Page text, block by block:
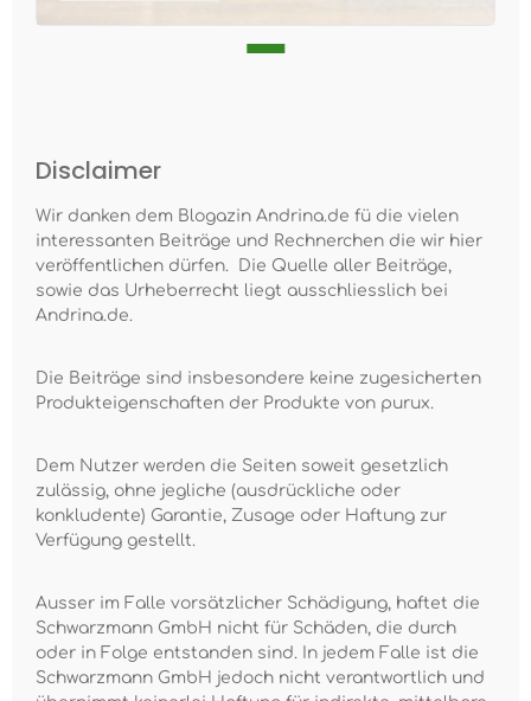
Disclaimer
Wir danken dem Blogazin Andrina.de fü die vielen
interessanten Beiträge und Rechnerchen die wir hier
veröffentlichen dürfen. Die Quelle aller Beiträge,
sowie das Urheberrecht liegt ausschliesslich bei
Andrina.de.
Die Beiträge sind insbesondere keine zugesicherten
Produkteigenschaften der Produkte von purux.
Dem Nutzer werden die Seiten soweit gesetzlich
zulässig, ohne jegliche (ausdrückliche oder
konkludente) Garantie, Zusage oder Haftung zur
Verfügung gestellt.
Ausser im Falle vorsätzlicher Schädigung, haftet die
Schwarzmann GmbH nicht für Schäden, die durch
oder in Folge entstanden sind. In jedem Falle ist die
Schwarzmann GmbH jedoch nicht verantwortlich und